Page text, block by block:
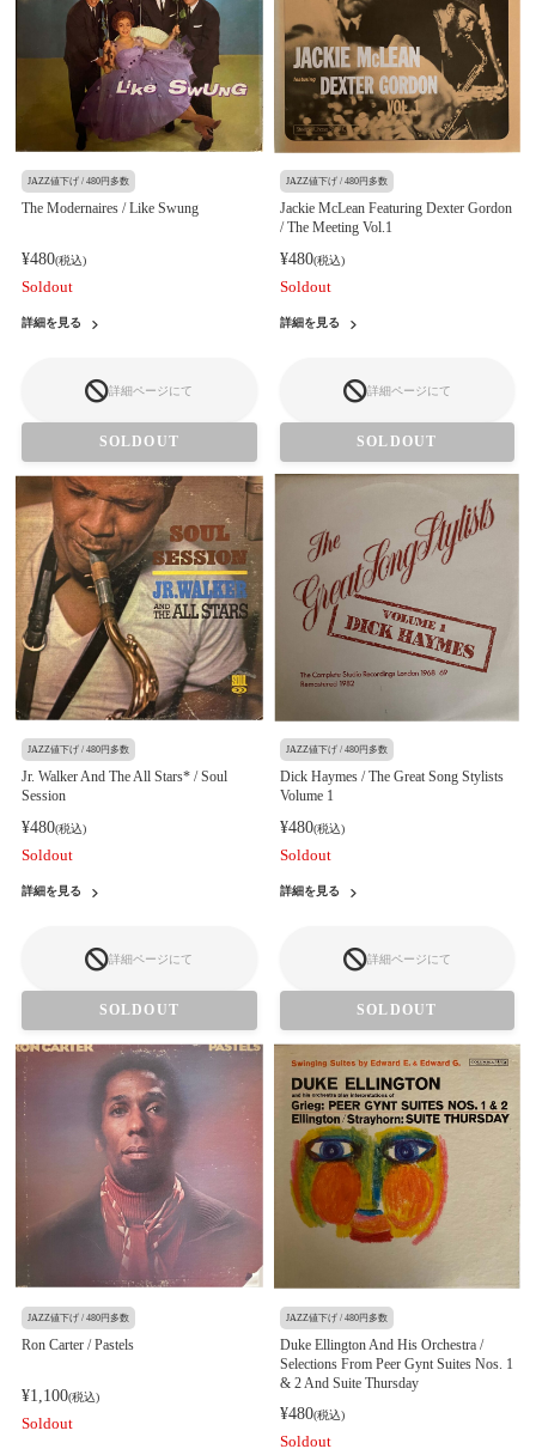
JAZZ値下げ / 480円多数
The Modernaires / Like Swung
¥480(税込)
Soldout
詳細を見る
詳細ページにて
SOLDOUT
JAZZ値下げ / 480円多数
Jackie McLean Featuring Dexter Gordon
/ The Meeting Vol.1
¥480(税込)
Soldout
詳細を見る
詳細ページにて
SOLDOUT
JAZZ値下げ / 480円多数
Jr. Walker And The All Stars* / Soul
Session
¥480(税込)
Soldout
詳細を見る
詳細ページにて
SOLDOUT
JAZZ値下げ / 480円多数
Dick Haymes / The Great Song Stylists
Volume 1
¥480(税込)
Soldout
詳細を見る
詳細ページにて
SOLDOUT
JAZZ値下げ / 480円多数
Ron Carter / Pastels
¥1,100(税込)
Soldout
JAZZ値下げ / 480円多数
Duke Ellington And His Orchestra /
Selections From Peer Gynt Suites Nos. 1
& 2 And Suite Thursday
¥480(税込)
Soldout